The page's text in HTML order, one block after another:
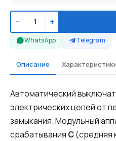
− +
WhatsApp Telegram
Описание
Автоматический
электрических цепей от
замыкания. Модульный
срабатывания C(средняя